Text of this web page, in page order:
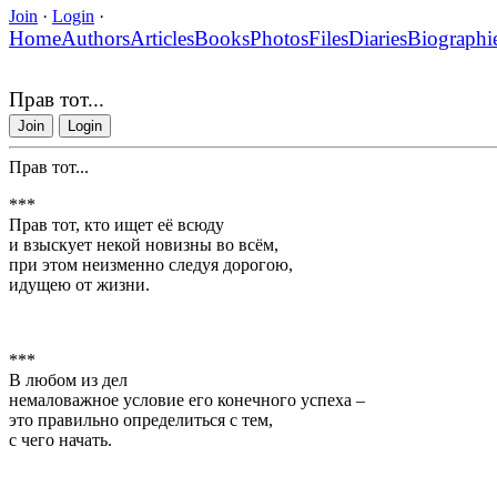
Join · Login ·
HomeAuthorsArticlesBooksPhotosFilesDiaries
Прав тот...
Join Login
Прав тот...
***
Прав тот, кто ищет её всюду
и взыскует некой новизны во всём,
при этом неизменно следуя дорогою,
идущею от жизни.
***
В любом из дел
немаловажное условие его конечного успеха –
это правильно определиться с тем,
с чего начать.